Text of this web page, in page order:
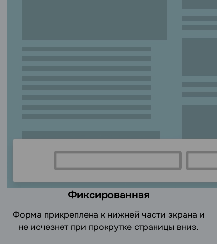
Фиксированная
Форма прикреплена к нижней части экрана и
не исчезнет при прокрутке страницы вниз.